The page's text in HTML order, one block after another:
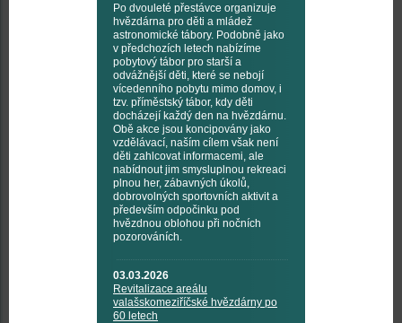
Po dvouleté přestávce organizuje
hvězdárna pro děti a mládež
astronomické tábory. Podobně jako
v předchozích letech nabízíme
pobytový tábor pro starší a
odvážnější děti, které se nebojí
vícedenního pobytu mimo domov, i
tzv. příměstský tábor, kdy děti
docházejí každý den na hvězdárnu.
Obě akce jsou koncipovány jako
vzdělávací, naším cílem však není
děti zahlcovat informacemi, ale
nabídnout jim smysluplnou rekreaci
plnou her, zábavných úkolů,
dobrovolných sportovních aktivit a
především odpočinku pod
hvězdnou oblohou při nočních
pozorováních.
03.03.2026
Revitalizace areálu
valašskomeziříčské hvězdárny po
60 letech